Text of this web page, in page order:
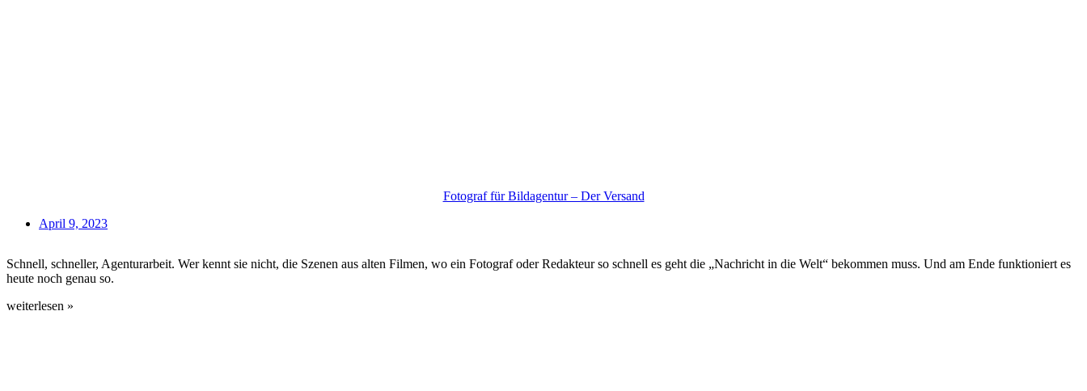
Fotograf für Bildagentur – Der Versand
April 9, 2023
Schnell, schneller, Agenturarbeit. Wer kennt sie nicht, die Szenen aus alten Filmen, wo ein Fotograf oder Redakteur so schnell es geht die „Nachricht in die Welt“ bekommen muss. Und am Ende funktioniert es
heute noch genau so.
weiterlesen »